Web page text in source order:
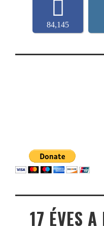
84,145
17 ÉVES